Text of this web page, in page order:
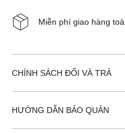
Miễn phí giao hàng
CHÍNH SÁCH ĐỔI VÀ TRẢ
HƯỚNG DẪN BẢO QUẢN